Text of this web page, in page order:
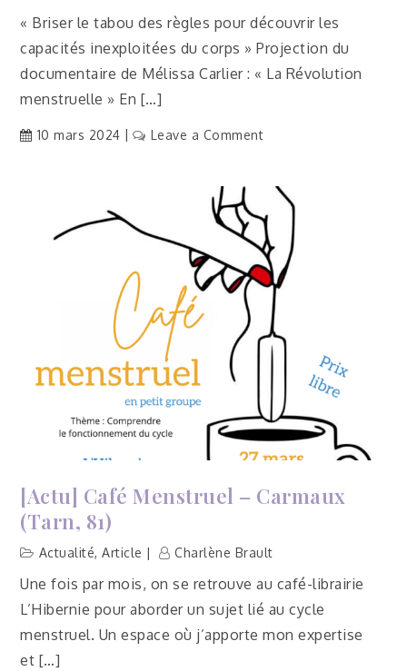
« Briser le tabou des règles pour découvrir les
capacités inexploitées du corps » Projection du
documentaire de Mélissa Carlier : « La Révolution
menstruelle » En […]
10 mars 2024 Leave a Commenton
« La
Révolution
menstruelle »
–
Saint-
Benoît-
de-
Carmaux
81)
[Actu] Café Menstruel – Carmaux
(Tarn, 81)
Actualité,Article Charlène Brault
Une fois par mois, on se retrouve au café-librairie
L’Hibernie pour aborder un sujet lié au cycle
menstruel. Un espace où j’apporte mon expertise
et […]